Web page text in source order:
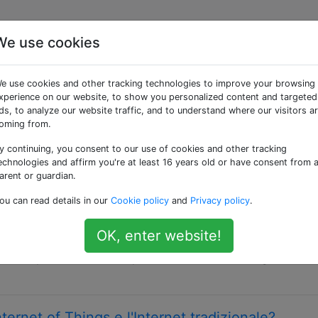
«definitions»
e "Industry 4.0"?
spesso nella frase "Industria 4.0". Ma qual è la definizione
una frase per un'applicazione IoT in un ambiente
come IoT?
Un fitbit o un dispositivo che si collega a un telefono
sarebbe considerato IoT? Che dire dei dispositivi
dispositivo come dispositivo Internet of Things?
use cookies
use cookies and other tracking technologies to improve your browsing
on our website, to show you personalized content and targeted
to analyze our website traffic, and to understand where our visitors
from.
continuing, you consent to our use of cookies and other tracking
and affirm you're at least 16 years old or have consent from a
or guardian.
can read details in our Cookie policy and Privacy policy.
OK, enter website!